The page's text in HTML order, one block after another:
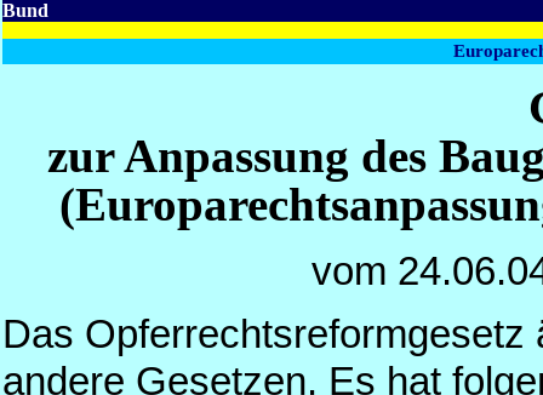
Bund
zur Anpassung des
vom
Das
andere Gesetzen. Es hat